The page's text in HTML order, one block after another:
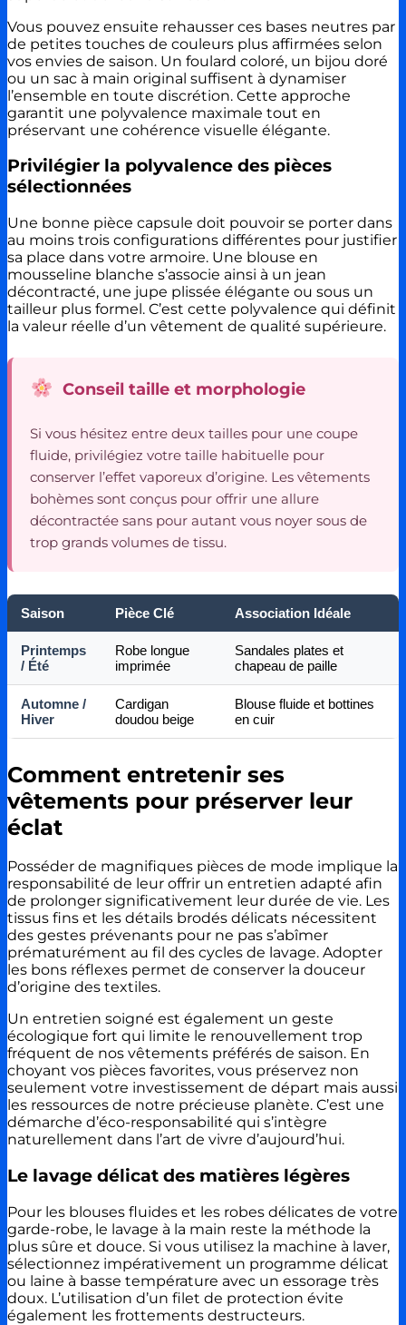
Vous pouvez ensuite rehausser ces bases neutres par
de petites touches de couleurs plus affirmées selon
vos envies de saison. Un foulard coloré, un bijou doré
ou un sac à main original suffisent à dynamiser
l’ensemble en toute discrétion. Cette approche
garantit une polyvalence maximale tout en
préservant une cohérence visuelle élégante.
Privilégier la polyvalence des pièces
sélectionnées
Une bonne pièce capsule doit pouvoir se porter dans
au moins trois configurations différentes pour justifier
sa place dans votre armoire. Une blouse en
mousseline blanche s’associe ainsi à un jean
décontracté, une jupe plissée élégante ou sous un
tailleur plus formel. C’est cette polyvalence qui définit
la valeur réelle d’un vêtement de qualité supérieure.
Conseil taille et morphologie
Si vous hésitez entre deux tailles pour une coupe
fluide, privilégiez votre taille habituelle pour
conserver l’effet vaporeux d’origine. Les vêtements
bohèmes sont conçus pour offrir une allure
décontractée sans pour autant vous noyer sous de
trop grands volumes de tissu.
Saison Pièce Clé Association Idéale
Printemps
/ Été
Robe longue
imprimée
Sandales plates et
chapeau de paille
Automne /
Hiver
Cardigan
doudou beige
Blouse fluide et bottines
en cuir
Comment entretenir ses
vêtements pour préserver leur
éclat
Posséder de magnifiques pièces de mode implique la
responsabilité de leur offrir un entretien adapté afin
de prolonger significativement leur durée de vie. Les
tissus fins et les détails brodés délicats nécessitent
des gestes prévenants pour ne pas s’abîmer
prématurément au fil des cycles de lavage. Adopter
les bons réflexes permet de conserver la douceur
d’origine des textiles.
Un entretien soigné est également un geste
écologique fort qui limite le renouvellement trop
fréquent de nos vêtements préférés de saison. En
choyant vos pièces favorites, vous préservez non
seulement votre investissement de départ mais aussi
les ressources de notre précieuse planète. C’est une
démarche d’éco-responsabilité qui s’intègre
naturellement dans l’art de vivre d’aujourd’hui.
Le lavage délicat des matières légères
Pour les blouses fluides et les robes délicates de votre
garde-robe, le lavage à la main reste la méthode la
plus sûre et douce. Si vous utilisez la machine à laver,
sélectionnez impérativement un programme délicat
ou laine à basse température avec un essorage très
doux. L’utilisation d’un filet de protection évite
également les frottements destructeurs.